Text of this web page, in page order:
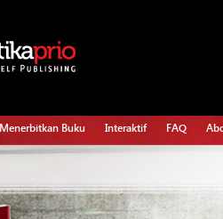
Menerbitkan Buku Interaktif FAQ